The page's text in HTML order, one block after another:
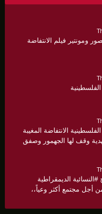
ومونتير فيلم الانتفاضة
الانتفاضة المغيبة
وقف لها الجهمور وصفق
الديمقراطية
أجل مجتمع أكثر وعياً،،
على سيدات الحي.